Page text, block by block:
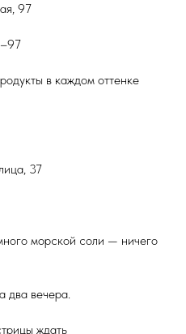
97
в каждом оттенке
37
морской соли — ничего
два вечера.
ждать